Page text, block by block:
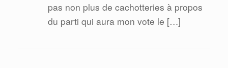
pas non plus de cachotteries à propos
du parti qui aura mon vote le […]